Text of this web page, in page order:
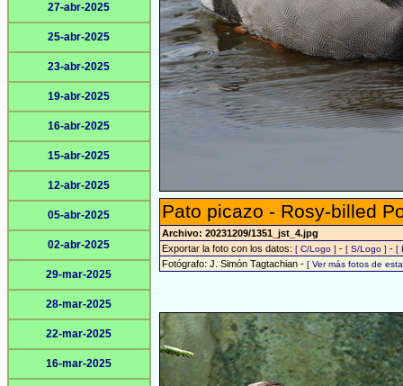
27-abr-2025
25-abr-2025
23-abr-2025
19-abr-2025
16-abr-2025
15-abr-2025
12-abr-2025
05-abr-2025
02-abr-2025
29-mar-2025
28-mar-2025
22-mar-2025
16-mar-2025
Pato picazo - Rosy-billed
Archivo: 20231209/1351_jst_4.jpg
Exportar la foto con los datos: [ C/Logo ] - [ S/Logo ] - [
Fotógrafo: J. Simón Tagtachian - [ Ver más fotos de